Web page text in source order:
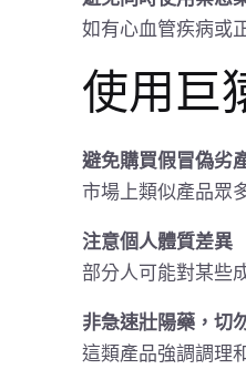
如有心血管疾病或
使用巨
避免購買假冒偽劣
市場上類似產品眾
注意個人體質差異
部分人可能對某些
非急速壯陽藥，切
這類產品強調調理